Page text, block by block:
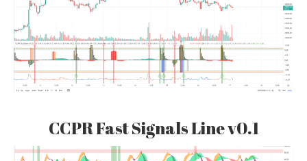
CCPR Fast Signals Line v0.1